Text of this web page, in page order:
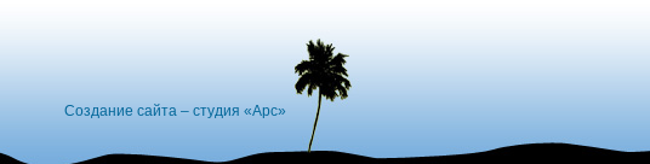
Создание сайта – студия «Арс»